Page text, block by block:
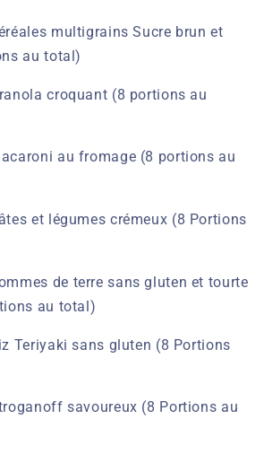
multigrains Sucre brun et
au total)
croquant (8 portions au
au fromage (8 portions au
et légumes crémeux (8 Portions
de terre sans gluten et tourte
au total)
Teriyaki sans gluten (8 Portions
savoureux (8 Portions au